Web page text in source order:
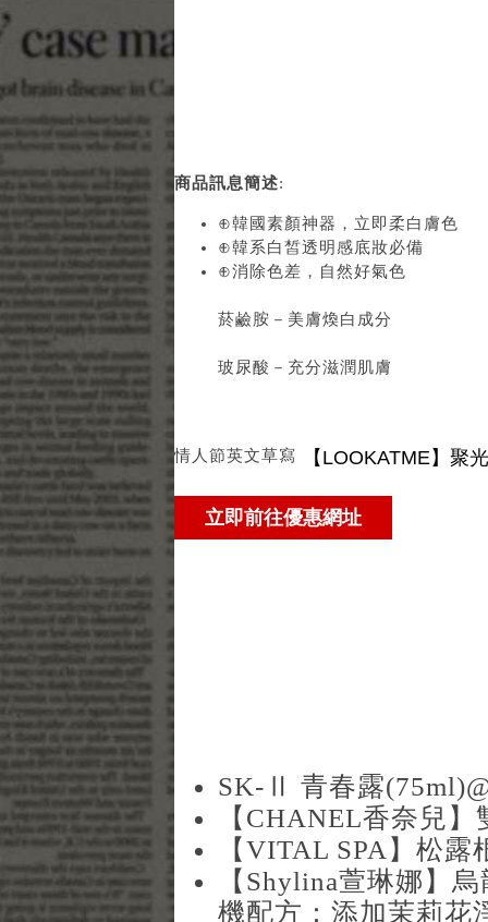
商品訊息簡述:
⊕韓國素顏神器，立即柔白膚色
⊕韓系白皙透明感底妝必備
⊕消除色差，自然好氣色
菸鹼胺－美膚煥白成分
玻尿酸－充分滋潤肌膚
情人節英文草寫
SK-Ⅱ 青春露
【CHANEL香奈兒
【VITAL SPA】松
【Shylina萱琳娜】
機配方：添加茉莉花